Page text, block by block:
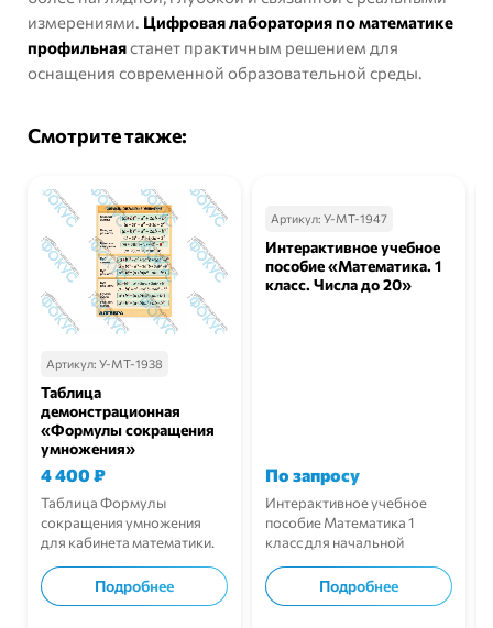
измерениями. Цифровая лаборатория по математике
профильнаястанет практичным решением для
оснащения современной образовательной среды.
Смотрите также:
Артикул: У-МТ-1938
Таблица
демонстрационная
«Формулы сокращения
умножения»
4 400₽
Таблица Формулы
сокращения умножения
для кабинета математики.
Подробнее
Артикул: У-МТ-1947
Интерактивное учебное
пособие «Математика. 1
класс. Числа до 20»
По запросу
Интерактивное учебное
пособие Математика 1
класс для начальной
Подробнее